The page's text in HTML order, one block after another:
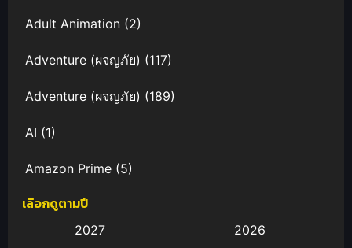
Adult Animation (2)
Adventure (ผจญภัย) (117)
Adventure (ผจญภัย) (189)
AI (1)
Amazon Prime (5)
Anal (ประตูหลัง)
เลือกดูตามปี
2027
2026